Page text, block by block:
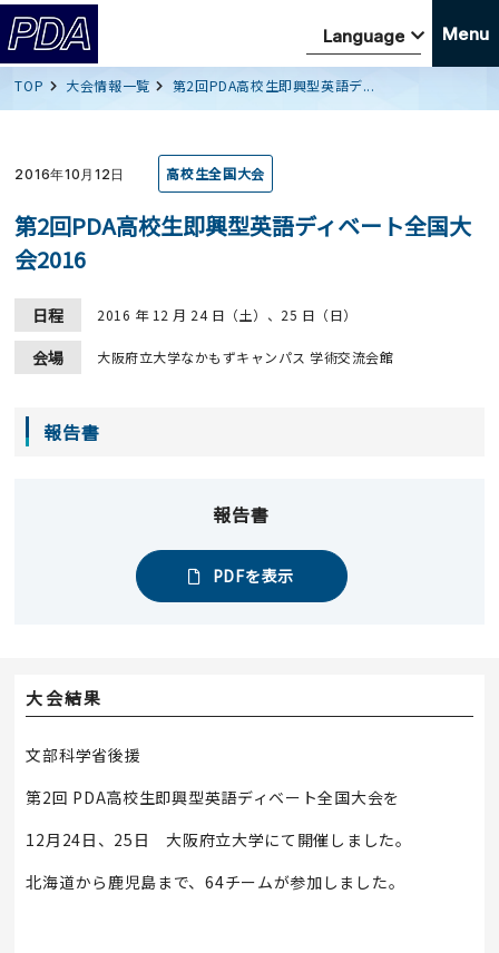
Menu
TOP 大会情報一覧 第2回PDA高校生即興型英語デ...
2016年10月12日 高校生全国大会
第2回PDA高校生即興型英語ディベート全国大
会2016
日程 2016 年 12 月 24 日（土）、25 日（日）
会場 大阪府立大学なかもずキャンパス 学術交流会館
報告書
報告書
PDFを表示
大会結果
文部科学省後援
第2回 PDA高校生即興型英語ディベート全国大会を
12月24日、25日 大阪府立大学にて開催しました。
北海道から鹿児島まで、64チームが参加しました。